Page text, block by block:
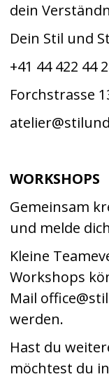
dein
Dein Stil und
+41 44 422 44
Forchstrasse
WORKSHOPS
Gemeinsam
und melde
Kleine
Workshops
Mail
werden.
Hast du
möchtest du